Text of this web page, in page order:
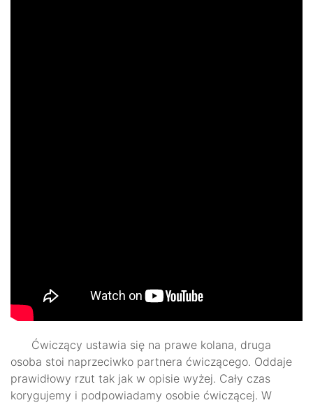
Ćwiczący ustawia się na prawe kolana, druga
osoba stoi naprzeciwko partnera ćwiczącego. Oddaje
prawidłowy rzut tak jak w opisie wyżej. Cały czas
korygujemy i podpowiadamy osobie ćwiczącej. W